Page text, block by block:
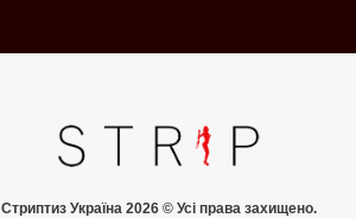
Стриптиз Україна 2026 © Усі права захищено.